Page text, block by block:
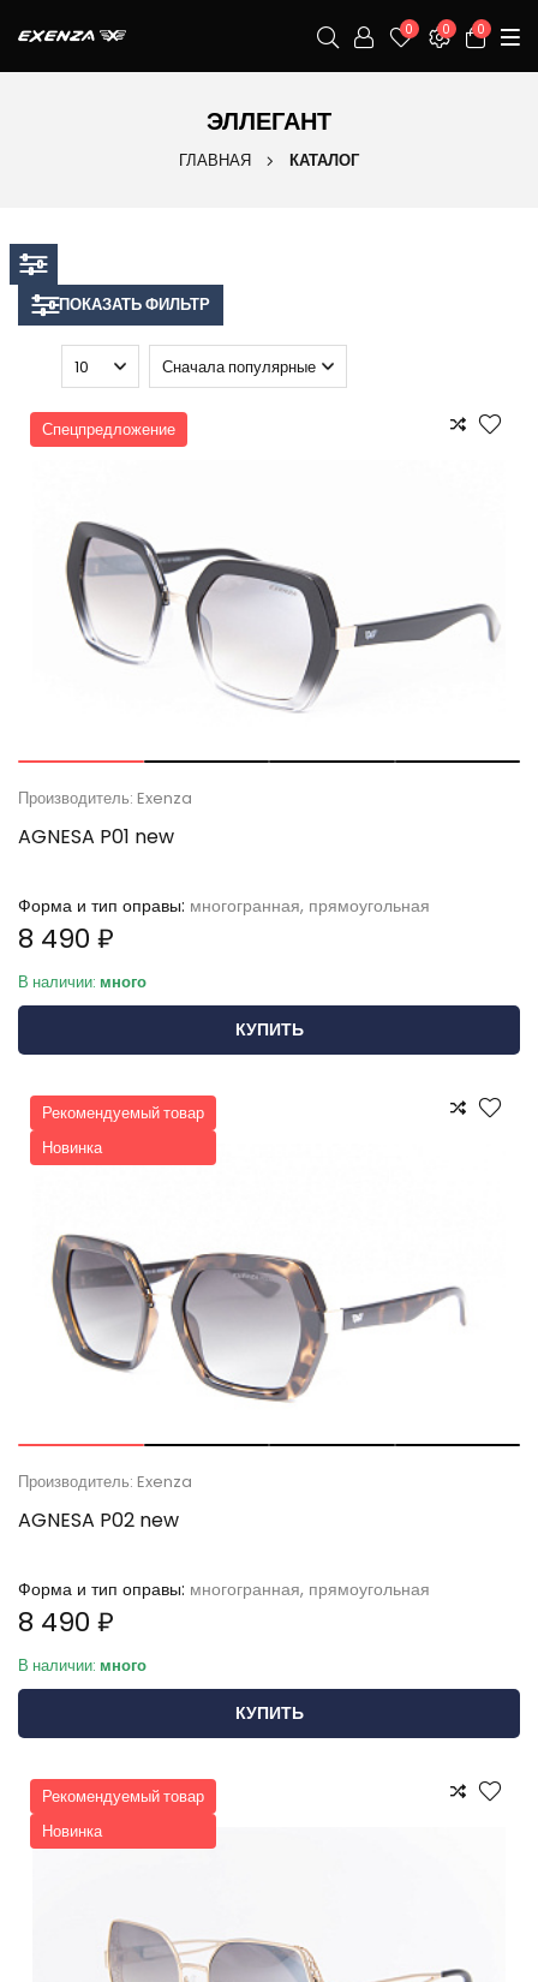
0 0 0
ЭЛЛЕГАНТ
ГЛАВНАЯ КАТАЛОГ
ПОКАЗАТЬ ФИЛЬТР
Спецпредложение
Производитель: Exenza
AGNESA P01 new
Форма и тип оправы: многогранная, прямоугольная
8 490 ₽
В наличии: много
КУПИТЬ
Рекомендуемый товар
Новинка
Производитель: Exenza
AGNESA P02 new
Форма и тип оправы: многогранная, прямоугольная
8 490 ₽
В наличии: много
КУПИТЬ
Рекомендуемый товар
Новинка